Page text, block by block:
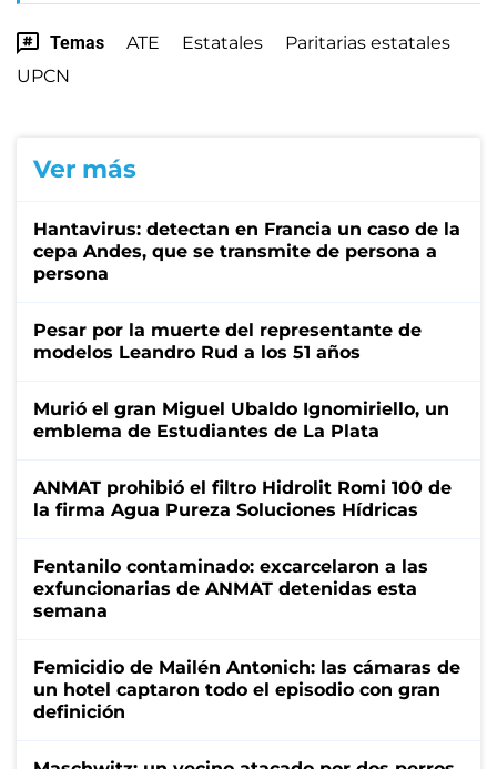
Temas ATE Estatales
Paritarias estatales
UPCN
Ver más
Hantavirus: detectan en Francia un caso de la
cepa Andes, que se transmite de persona a
persona
Pesar por la muerte del representante de
modelos Leandro Rud a los 51 años
Murió el gran Miguel Ubaldo Ignomiriello, un
emblema de Estudiantes de La Plata
ANMAT prohibió el filtro Hidrolit Romi 100 de
la firma Agua Pureza Soluciones Hídricas
Fentanilo contaminado: excarcelaron a las
exfuncionarias de ANMAT detenidas esta
semana
Femicidio de Mailén Antonich: las cámaras de
un hotel captaron todo el episodio con gran
definición